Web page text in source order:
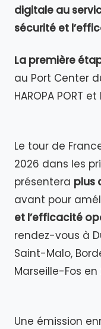
digitale au
sécurité et
La première
au Port Center
HAROPA PORT
Le tour de
2026 dans les
présentera plus
avant pour
et l’efficacité
rendez-vous à
Saint-Malo,
Marseille-Fos en
Une émission